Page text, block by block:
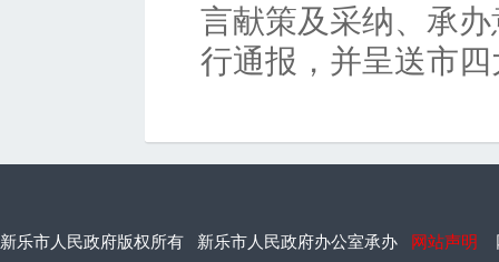
言献策及采纳、承
行通报，并呈送市